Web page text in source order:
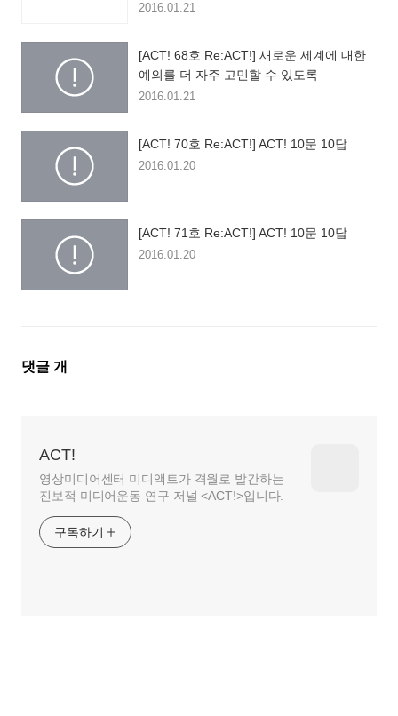
2016.01.21
[ACT! 68호 Re:ACT!] 새로운 세계에 대한
예의를 더 자주 고민할 수 있도록
2016.01.21
[ACT! 70호 Re:ACT!] ACT! 10문 10답
2016.01.20
[ACT! 71호 Re:ACT!] ACT! 10문 10답
2016.01.20
댓
댓글 개
ACT!
영상미디어센터 미디액트가 격월로 발간하는
진보적 미디어운동 연구 저널 <ACT!>입니다.
구독하기